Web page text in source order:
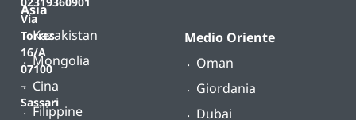
Via
Torres
16/A
07100
–
Sassari
Asia
Kazakistan
Mongolia
Cina
Filippine
Medio Oriente
Oman
Giordania
Dubai